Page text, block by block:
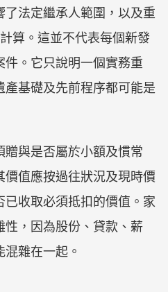
法定繼承人範圍，以及重
算。這並不代表每個新發
。它只說明一個實務重
基礎及先前程序都可能是
與是否屬於小額及慣常
值應按過往狀況及現時價
收取必須抵扣的價值。家
，因為股份、貸款、薪
雜在一起。